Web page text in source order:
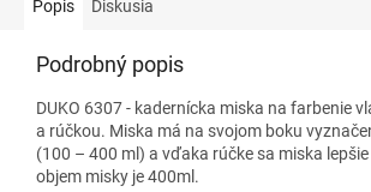
Popis Diskusia
Podrobný popis
DUKO 6307 - kadernícka miska na farbenie
a rúčkou. Miska má na svojom boku
(100 – 400 ml) a vďaka rúčke sa miska
objem misky je 400ml.